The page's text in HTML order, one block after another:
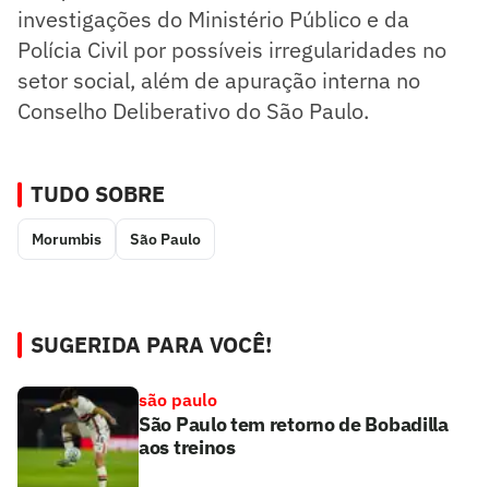
investigações do Ministério Público e da
Polícia Civil por possíveis irregularidades no
setor social, além de apuração interna no
Conselho Deliberativo do São Paulo.
TUDO SOBRE
Morumbis São Paulo
SUGERIDA PARA VOCÊ!
são paulo
São Paulo tem retorno de Bobadilla
aos treinos